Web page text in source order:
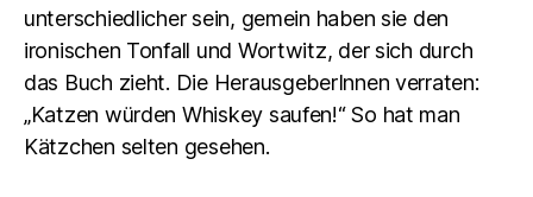
unterschiedlicher sein, gemein haben sie den
ironischen Tonfall und Wortwitz, der sich durch
das Buch zieht. Die HerausgeberInnen verraten:
„Katzen würden Whiskey saufen!“ So hat man
Kätzchen selten gesehen.